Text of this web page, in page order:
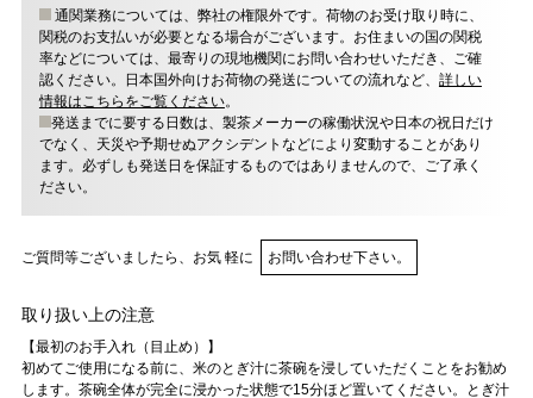
通関業務については、弊社の権限外です。荷物のお受け取り時に、
関税のお支払いが必要となる場合がございます。お住まいの国の関税
率などについては、最寄りの現地機関にお問い合わせいただき、ご確
認ください。日本国外向けお荷物の発送についての流れなど、 詳しい
情報はこちらをご覧ください。
発送までに要する日数は、製茶メーカーの稼働状況や日本の祝日だけ
でなく、天災や予期せぬアクシデントなどにより変動することがあり
ます。必ずしも発送日を保証するものではありませんので、ご了承く
ださい。
ご質問等ございましたら、お気 軽に お問い合わせ下さい。
取り扱い上の注意
【最初のお手入れ（目止め）】
初めてご使用になる前に、米のとぎ汁に茶碗を浸していただくことをお勧め
します。茶碗全体が完全に浸かった状態で15分ほど置いてください。とぎ汁